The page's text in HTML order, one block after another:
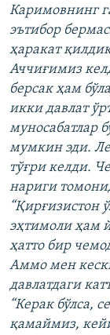
Каримовнинг
эътибор
ҳаракат
Аччиғимиз
берсак ҳам
икки давлат
муносабатлар
мумкин эди.
тўғри келди.
нариги
“Қирғизистон
эҳтимоли ҳам
ҳатто бир
Аммо мен
давлатдаги
“Керак бўлса,
қамаймиз,